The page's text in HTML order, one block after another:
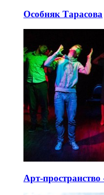
Особняк Тарасова
Арт-пространство